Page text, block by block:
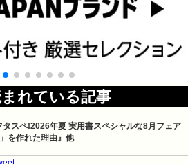
れている記事
タスペ!2026年夏 実用書スペシャルな8月フェア
を作れた理由』他